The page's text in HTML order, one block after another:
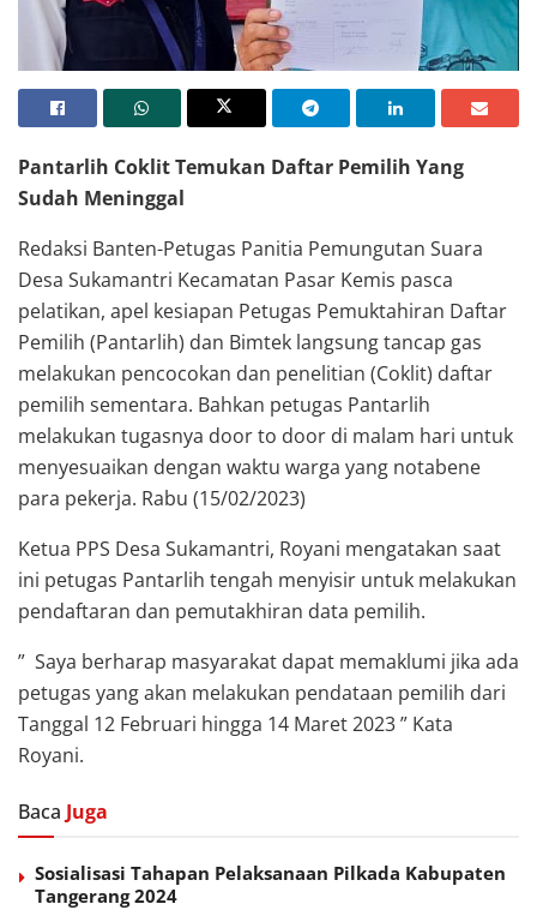
Petugas Pantarlih menyambangi warga untuk melakukan pendataan dan
pemuktahiran data pemilih
Pantarlih Coklit Temukan Daftar Pemilih Yang
Sudah Meninggal
Redaksi Banten-Petugas Panitia Pemungutan Suara
Desa Sukamantri Kecamatan Pasar Kemis pasca
pelatikan, apel kesiapan Petugas Pemuktahiran Daftar
Pemilih (Pantarlih) dan Bimtek langsung tancap gas
melakukan pencocokan dan penelitian (Coklit) daftar
pemilih sementara. Bahkan petugas Pantarlih
melakukan tugasnya door to door di malam hari untuk
menyesuaikan dengan waktu warga yang notabene
para pekerja. Rabu (15/02/2023)
Ketua PPS Desa Sukamantri, Royani mengatakan saat
ini petugas Pantarlih tengah menyisir untuk melakukan
pendaftaran dan pemutakhiran data pemilih.
” Saya berharap masyarakat dapat memaklumi jika ada
petugas yang akan melakukan pendataan pemilih dari
Tanggal 12 Februari hingga 14 Maret 2023 ” Kata
Royani.
Baca Juga
Sosialisasi Tahapan Pelaksanaan Pilkada Kabupaten
Tangerang 2024